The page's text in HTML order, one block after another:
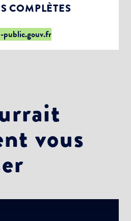
COMPLÈTES
public.gouv.fr
vous